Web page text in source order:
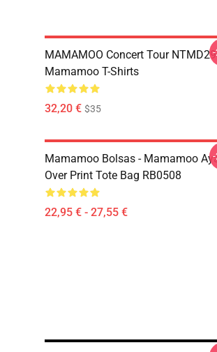
MAMAMOO Concert Tour
Mamamoo T-Shirts
32,20 € $35
Mamamoo Bolsas - Mamamoo
Over Print Tote Bag RB0508
22,95 € - 27,55 €